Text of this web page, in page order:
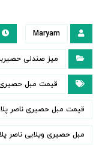
Maryam
میز صندلی
قیمت مبل
قیمت مبل حصیری ناصر
مبل حصیری ویلایی ناصر